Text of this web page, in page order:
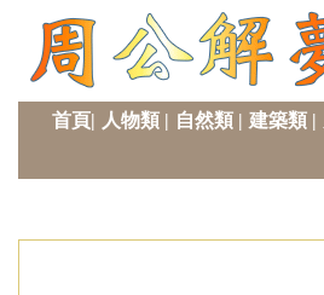
首頁| 人物類| 自然類| 建築類|